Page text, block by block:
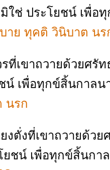
ใช่ ประโยชน์ เพื่
าย ทุคติ วินิบาต นร
ที่เขาถวายด้วยศ
น์ เพื่อทุกข์สิ้นกาล
นรก
งตั่งที่เขาถวายด้ว
ยชน์ เพื่อทุกข์สิ้นก